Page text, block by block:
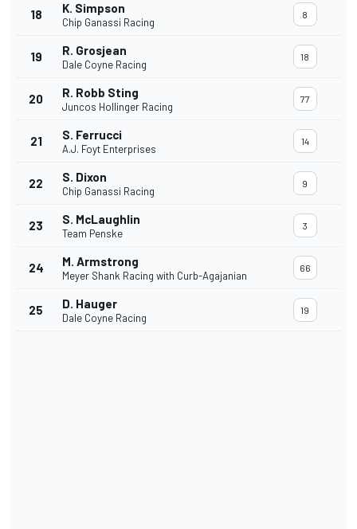
18 K. Simpson
Chip Ganassi Racing
8
19 R. Grosjean
Dale Coyne Racing
18
20 R. Robb Sting
Juncos Hollinger Racing
77
21 S. Ferrucci
A.J. Foyt Enterprises
14
22 S. Dixon
Chip Ganassi Racing
9
23 S. McLaughlin
Team Penske
3
24 M. Armstrong
Meyer Shank Racing with Curb-Agajanian
66
25 D. Hauger
Dale Coyne Racing
19